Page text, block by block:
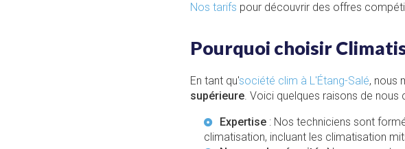
Nos tarifs pour découvrir des offres
Pourquoi choisir
En tant qu'société clim à L'Étang-Salé, nous
supérieure. Voici quelques raisons de nous
Expertise : Nos techniciens sont
climatisation, incluant les climatisation